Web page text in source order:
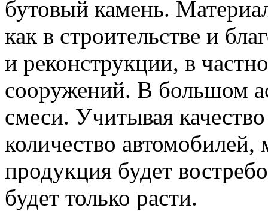
бутовый камень.
как в строительстве и
и реконструкции, в
сооружений. В большом
смеси. Учитывая
количество автомобилей,
продукция будет
будет только расти.